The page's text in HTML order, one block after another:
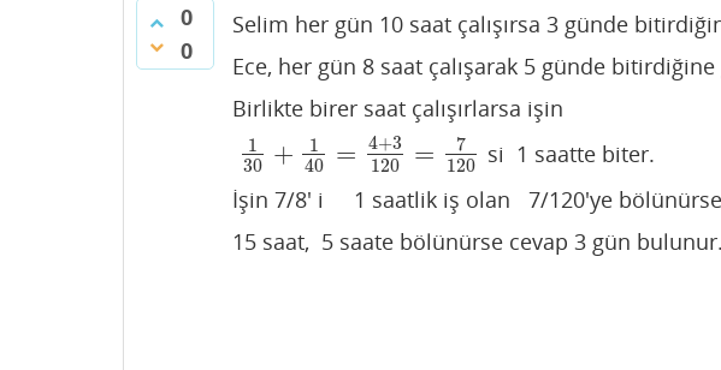
0
0
Selim her gün 10 saat çalışırsa 3 günde
Ece, her gün 8 saat çalışarak 5 günde
Birlikte birer saat çalışırlarsa işin
1
30 +
1
40
= 4+3
120
=
7
120
130 +1 40= 4+ 3120 =7120
si 1 saatte biter.
İşin 7/8' i 1 saatlik iş olan 7/120'ye bölünürse,
15 saat, 5 saate bölünürse cevap 3 gün bulunur.